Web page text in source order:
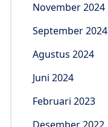
November 2024
September 2024
Agustus 2024
Juni 2024
Februari 2023